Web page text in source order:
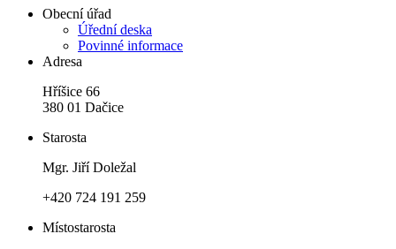
Obecní úřad
Úřední deska
Povinné informace
Adresa
Hříšice 66
380 01 Dačice
Starosta
Mgr. Jiří Doležal
+420 724 191 259
Místostarosta